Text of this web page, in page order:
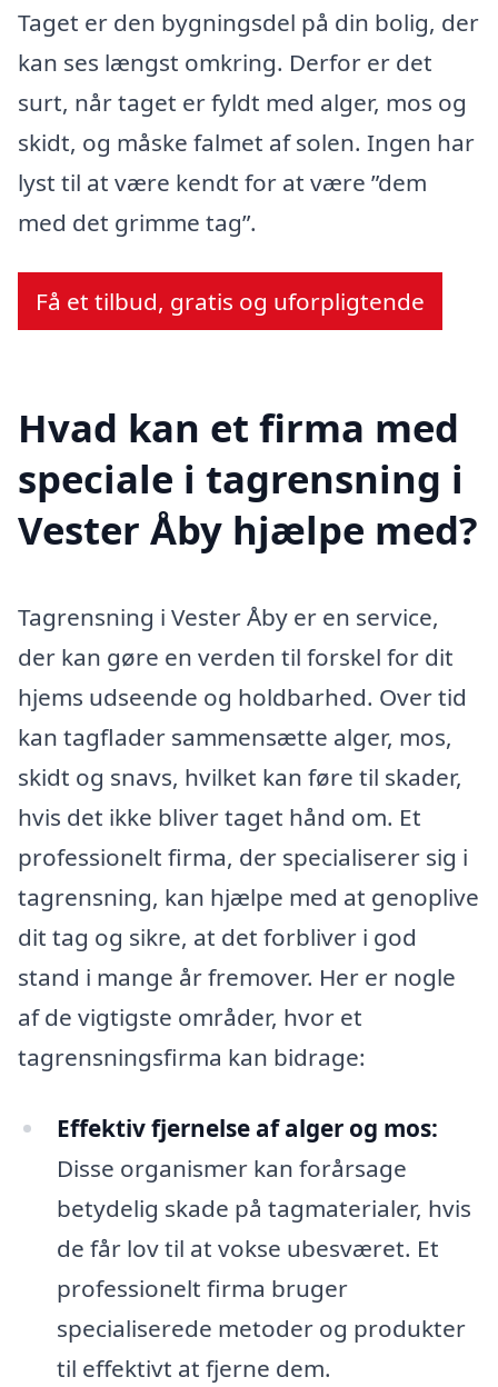
Taget er den bygningsdel på din bolig, der
kan ses længst omkring. Derfor er det
surt, når taget er fyldt med alger, mos og
skidt, og måske falmet af solen. Ingen har
lyst til at være kendt for at være ”dem
med det grimme tag”.
Få et tilbud, gratis og uforpligtende
Hvad kan et firma med
speciale i tagrensning i
Vester Åby hjælpe med?
Tagrensning i Vester Åby er en service,
der kan gøre en verden til forskel for dit
hjems udseende og holdbarhed. Over tid
kan tagflader sammensætte alger, mos,
skidt og snavs, hvilket kan føre til skader,
hvis det ikke bliver taget hånd om. Et
professionelt firma, der specialiserer sig i
tagrensning, kan hjælpe med at genoplive
dit tag og sikre, at det forbliver i god
stand i mange år fremover. Her er nogle
af de vigtigste områder, hvor et
tagrensningsfirma kan bidrage:
Effektiv fjernelse af alger og mos:
Disse organismer kan forårsage
betydelig skade på tagmaterialer, hvis
de får lov til at vokse ubesværet. Et
professionelt firma bruger
specialiserede metoder og produkter
til effektivt at fjerne dem.